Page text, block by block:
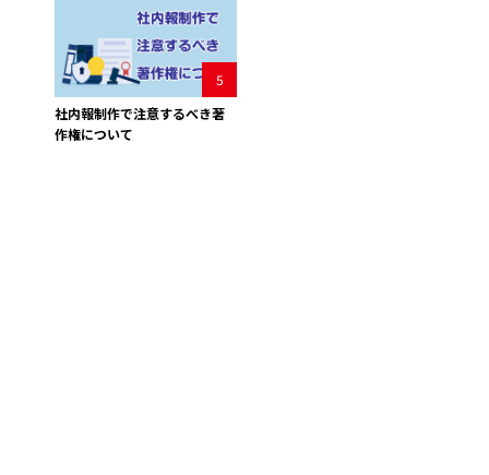
5
社内報制作で注意するべき著
作権について